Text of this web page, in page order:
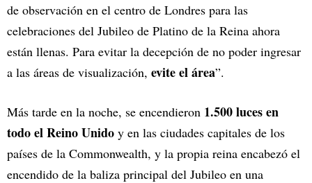
de observación en el centro de Londres para las
celebraciones del Jubileo de Platino de la Reina ahora
están llenas. Para evitar la decepción de no poder ingresar
a las áreas de visualización, evite el área”.
Más tarde en la noche, se encendieron 1.500 luces en
todo el Reino Unido y en las ciudades capitales de los
países de la Commonwealth, y la propia reina encabezó el
encendido de la baliza principal del Jubileo en una